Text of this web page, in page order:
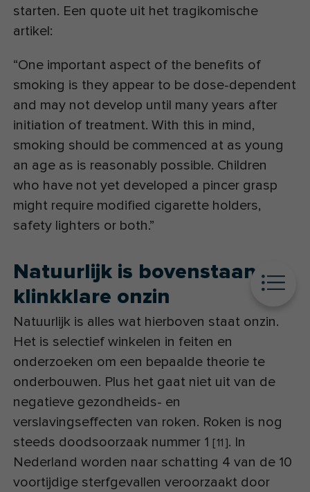
starten. Een quote uit het tragikomische
artikel:
“One important aspect of the benefits of
smoking is they appear to be dose-dependent
and may not develop until many years after
initiation of treatment. With this in mind,
smoking should be commenced at as young
an age as is reasonably possible. Children
who have not yet developed a pincer grasp
might require modified cigarette holders,
safety lighters or both.”
Natuurlijk is bovenstaande
klinkklare onzin
Natuurlijk is alles wat hierboven staat onzin.
Het is selectief winkelen in feiten en
onderzoeken om een bepaalde theorie te
onderbouwen. Plus het gaat niet uit van de
negatieve gezondheids- en
verslavingseffecten van roken. Roken is nog
steeds doodsoorzaak nummer 1 [11]. In
Nederland worden naar schatting 4 van de 10
voortijdige sterfgevallen veroorzaakt door